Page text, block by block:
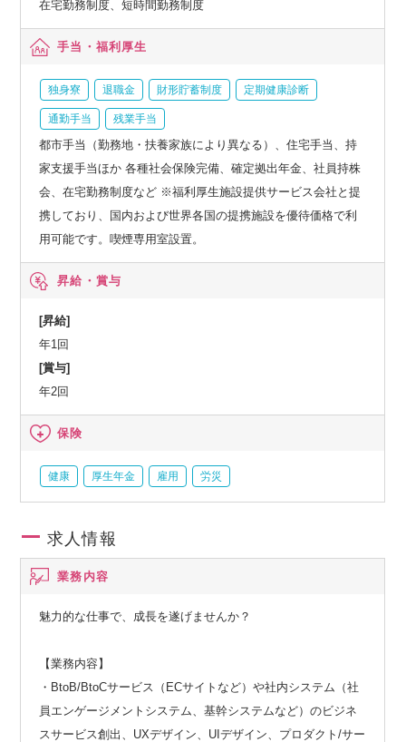
在宅勤務制度、短時間勤務制度
手当・福利厚生
独身寮 退職金 財形貯蓄制度 定期健康診断
通勤手当 残業手当
都市手当（勤務地・扶養家族により異なる）、住宅手当、持
家支援手当ほか 各種社会保険完備、確定拠出年金、社員持株
会、在宅勤務制度など ※福利厚生施設提供サービス会社と提
携しており、国内および世界各国の提携施設を優待価格で利
用可能です。喫煙専用室設置。
昇給・賞与
[昇給]
年1回
[賞与]
年2回
保険
健康 厚生年金 雇用 労災
求人情報
業務内容
魅力的な仕事で、成長を遂げませんか？
【業務内容】
・BtoB/BtoCサービス（ECサイトなど）や社内システム（社
員エンゲージメントシステム、基幹システムなど）のビジネ
スサービス創出、UXデザイン、UIデザイン、プロダクト/サー